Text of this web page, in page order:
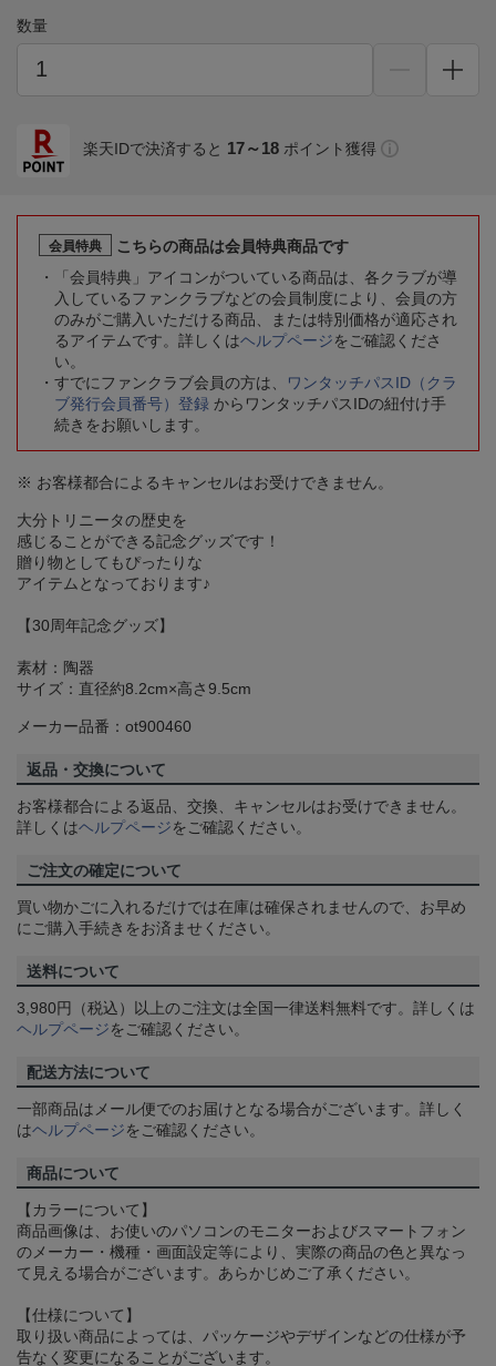
数量
楽天IDで決済すると 17～18 ポイント獲得
会員特典
こちらの商品は会員特典商品です
「会員特典」アイコンがついている商品は、各クラブが導
入しているファンクラブなどの会員制度により、会員の方
のみがご購入いただける商品、または特別価格が適応され
るアイテムです。詳しくはヘルプページをご確認くださ
い。
すでにファンクラブ会員の方は、
ワンタッチパスID（クラ
ブ発行会員番号）登録 からワンタッチパスIDの紐付け手
続きをお願いします。
※ お客様都合によるキャンセルはお受けできません。
大分トリニータの歴史を
感じることができる記念グッズです！
贈り物としてもぴったりな
アイテムとなっております♪
【30周年記念グッズ】
素材：陶器
サイズ：直径約8.2cm×高さ9.5cm
メーカー品番：ot900460
返品・交換について
お客様都合による返品、交換、キャンセルはお受けできません。
詳しくはヘルプページをご確認ください。
ご注文の確定について
買い物かごに入れるだけでは在庫は確保されませんので、お早め
にご購入手続きをお済ませください。
送料について
3,980円（税込）以上のご注文は全国一律送料無料です。詳しくは
ヘルプページをご確認ください。
配送方法について
一部商品はメール便でのお届けとなる場合がございます。詳しく
はヘルプページをご確認ください。
商品について
【カラーについて】
商品画像は、お使いのパソコンのモニターおよびスマートフォン
のメーカー・機種・画面設定等により、実際の商品の色と異なっ
て見える場合がございます。あらかじめご了承ください。
【仕様について】
取り扱い商品によっては、パッケージやデザインなどの仕様が予
告なく変更になることがございます。